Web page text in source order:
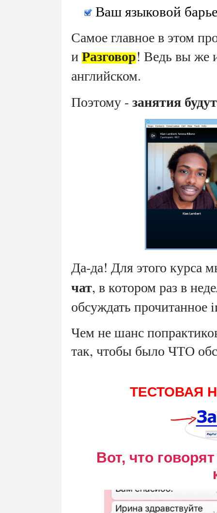
Ваш языковой
Самое главное в этом
иРазговор! Ведь вы же
английском.
Поэтому - занятия
Да-да! Для этого курса
чат, в котором раз в
обсуждать прочитанное
Чем не шанс
так, чтобы было ЧТО
ТЕСТОВАЯ
Вот, что